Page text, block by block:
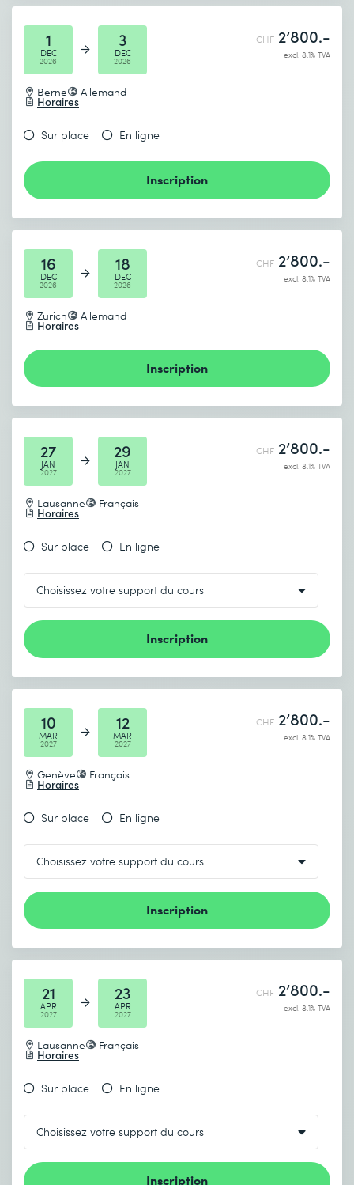
1
DEC
2026
3
DEC
2026
Berne Allemand
Horaires
CHF 2’800.-
excl. 8.1% TVA
Sur place En ligne
Inscription
16
DEC
2026
18
DEC
2026
Zurich Allemand
Horaires
CHF 2’800.-
excl. 8.1% TVA
Inscription
27
JAN
2027
29
JAN
2027
Lausanne Français
Horaires
CHF 2’800.-
excl. 8.1% TVA
Sur place En ligne
Inscription
10
MAR
2027
12
MAR
2027
Genève Français
Horaires
CHF 2’800.-
excl. 8.1% TVA
Sur place En ligne
Inscription
21
APR
2027
23
APR
2027
Lausanne Français
Horaires
CHF 2’800.-
excl. 8.1% TVA
Sur place En ligne
Inscription